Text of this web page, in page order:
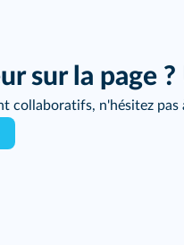
sur la page ?
collaboratifs, n'hésitez pas